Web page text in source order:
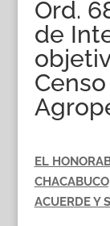
Ord.
de
EL
ACUERDE Y